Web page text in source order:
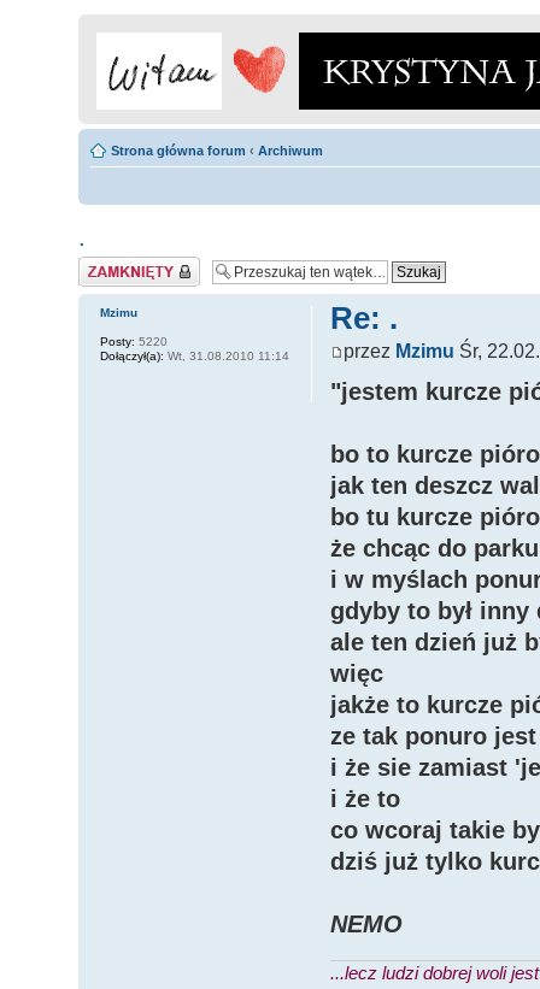
Strona główna forum ‹ Archiwum
.
Zamknięty
Re: .
przez Mzimu Śr,
"jestem kurcze
bo to kurcze
jak ten deszcz
bo tu kurcze
że chcąc do
i w myślach
gdyby to był inny
ale ten dzień już
więc
jakże to kurcze
ze tak ponuro
i że sie zamiast
i że to
co wcoraj takie
dziś już tylko
NEMO
...lecz ludzi dobrej woli
Mzimu
Posty: 5220
Dołączył(a): Wt, 31.08.2010 11:14